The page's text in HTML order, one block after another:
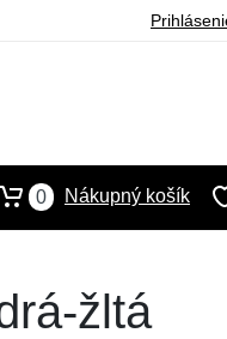
0 Nákupný košík
žltá